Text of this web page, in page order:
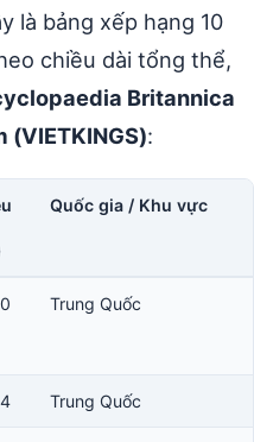
là bảng xếp hạng 10
chiều dài tổng thể,
Britannica
(VIETKINGS):
Quốc gia / Khu vực
Trung Quốc
Trung Quốc